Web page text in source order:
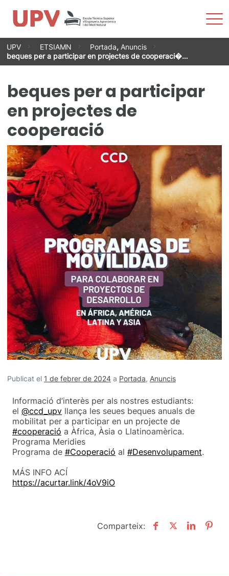
Vés
contingut
UPV ETSIAMN Portada, Anuncis
beques per a participar en projectes de cooperaci�…
beques per a participar
en projectes de
cooperació
Publicat el 1 de febrer de 2024 a Portada, Anuncis
Informació d’interès per als nostres estudiants:
el @ccd_upv llança les seues beques anuals de
mobilitat per a participar en un projecte de
#cooperació a Àfrica, Àsia o Llatinoamèrica.
Programa Meridies
Programa de #Cooperació al #Desenvolupament.
MÁS INFO ACÍ
https://acurtar.link/4oV9iO
Comparteix: